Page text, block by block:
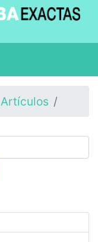
Artículos